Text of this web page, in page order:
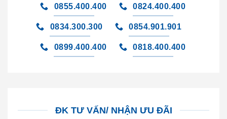
0855.400.400 0824.400.400
0834.300.300 0854.901.901
0899.400.400 0818.400.400
ĐK TƯ VẤN/ NHẬN ƯU ĐÃI